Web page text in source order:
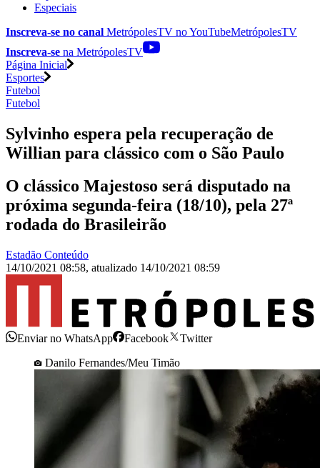
Especiais
Inscreva-se no canal MetrópolesTV noYouTubeMetrópolesTV
Inscreva-se na MetrópolesTV
Página Inicial
Esportes
Futebol
Futebol
Sylvinho espera pela recuperação de
Willian para clássico com o São Paulo
O clássico Majestoso será disputado na
próxima segunda-feira (18/10), pela 27ª
rodada do Brasileirão
Estadão Conteúdo
14/10/2021 08:58, atualizado 14/10/2021 08:59
Enviar no WhatsApp Facebook
Twitter
Danilo Fernandes/Meu Timão